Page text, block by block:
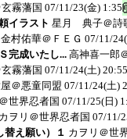
霧藩国 07/11/23(金) 1:35
イラスト 星月 典子＠詩
金村佑華＠ＦＥＧ 07/11/
完成いたし... 高神喜一郎
霧藩国 07/11/24(土) 20:55
＠悪童同盟 07/11/24(土)
世界忍者国 07/11/25(日)
カヲリ＠世界忍者国 07/11/
え願い）１ カヲリ＠世